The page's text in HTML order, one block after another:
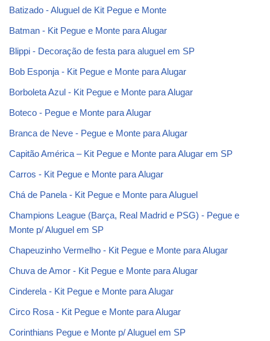
Batizado - Aluguel de Kit Pegue e Monte
Batman - Kit Pegue e Monte para Alugar
Blippi - Decoração de festa para aluguel em SP
Bob Esponja - Kit Pegue e Monte para Alugar
Borboleta Azul - Kit Pegue e Monte para Alugar
Boteco - Pegue e Monte para Alugar
Branca de Neve - Pegue e Monte para Alugar
Capitão América – Kit Pegue e Monte para Alugar em SP
Carros - Kit Pegue e Monte para Alugar
Chá de Panela - Kit Pegue e Monte para Aluguel
Champions League (Barça, Real Madrid e PSG) - Pegue e
Monte p/ Aluguel em SP
Chapeuzinho Vermelho - Kit Pegue e Monte para Alugar
Chuva de Amor - Kit Pegue e Monte para Alugar
Cinderela - Kit Pegue e Monte para Alugar
Circo Rosa - Kit Pegue e Monte para Alugar
Corinthians Pegue e Monte p/ Aluguel em SP